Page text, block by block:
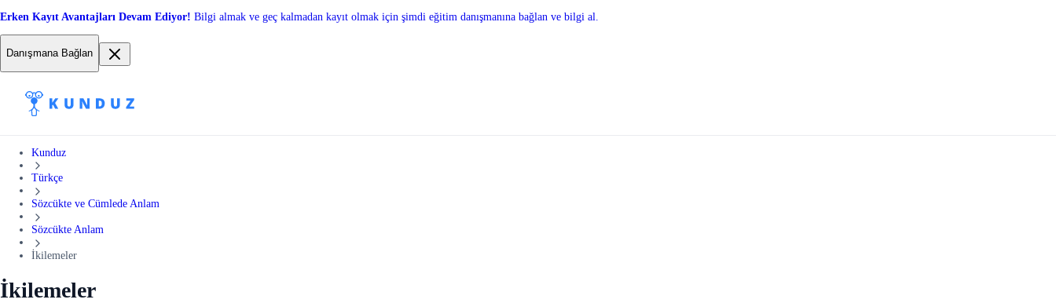
Erken Kayıt Avantajları Devam Ediyor! Bilgi almak ve geç kalmadan kayıt olmak için şimdi eğitim danışmanına bağlan ve bilgi al.
Danışmana Bağlan
Kunduz
Türkçe
Sözcükte ve Cümlede Anlam
Sözcükte Anlam
İkilemeler
İkilemeler